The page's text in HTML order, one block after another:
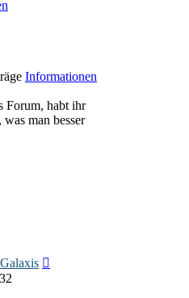
Informationen
Forum, habt ihr
man besser
Galaxis